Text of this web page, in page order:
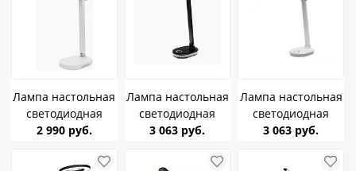
Лампа настольная
светодиодная
Ultraflash UF-802
450Lm 3-4-6К
2 990 руб.
Лампа настольная
светодиодная
Ultraflash UF-807
450Lm 3-4-6К
3 063 руб.
Лампа настольная
светодиодная
Ultraflash UF-807
450Lm 3-4-6К
3 063 руб.